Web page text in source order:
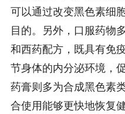
可以通过改变黑色素细
目的。另外，口服药物
和西药配方，既具有免
节身体的内分泌环境，
药膏则多为合成黑色素
合使用能够更快地恢复